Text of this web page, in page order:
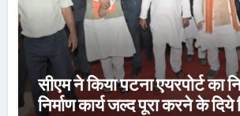
सीएम ने किया पटना एयरपोर्ट का
निर्माण कार्य जल्द पूरा करने के दिये